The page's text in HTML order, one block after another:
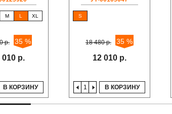
M L
XL
р. 35 %
010 р.
В КОРЗИНУ
S
18 480 р. 35 %
12 010 р.
В КОРЗИНУ